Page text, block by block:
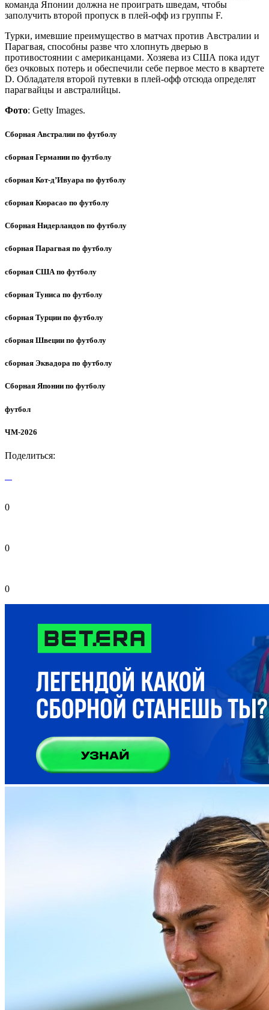
команда Японии должна не проиграть шведам, чтобы
заполучить второй пропуск в плей-офф из группы F.
Турки, имевшие преимущество в матчах против Австралии и
Парагвая, способны разве что хлопнуть дверью в
противостоянии с американцами. Хозяева из США пока идут
без очковых потерь и обеспечили себе первое место в квартете
D. Обладателя второй путевки в плей-офф отсюда определят
парагвайцы и австралийцы.
Фото: Getty Images.
Сборная Австралии по футболу
сборная Германии по футболу
сборная Кот-д’Ивуара по футболу
сборная Кюрасао по футболу
Сборная Нидерландов по футболу
сборная Парагвая по футболу
сборная США по футболу
сборная Туниса по футболу
сборная Турции по футболу
сборная Швеции по футболу
сборная Эквадора по футболу
Сборная Японии по футболу
футбол
ЧМ-2026
Поделиться:
0
0
0